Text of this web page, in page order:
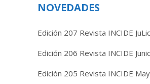
NOVEDADES
Edición 207 Revista INCIDE
Edición 206 Revista INCIDE
Edición 205 Revista INCIDE